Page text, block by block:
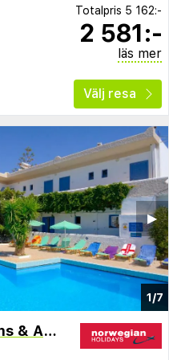
Totalpris 5 162:-
2 581:-
läs mer
Välj resa
1/7
▶︎
Costas & Chrysoula Rooms & Apartments